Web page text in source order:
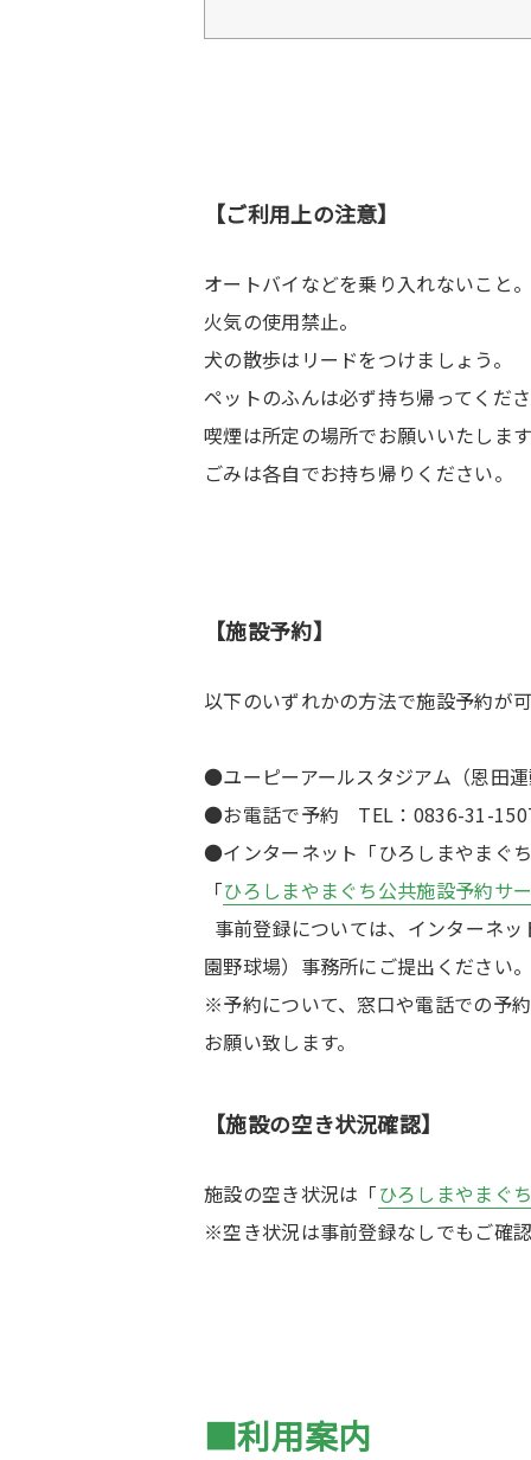
【ご利用上の注意】
オートバイなどを乗り入れないこと
火気の使用禁止。
犬の散歩はリードをつけましょう。
ペットのふんは必ず持ち帰ってくだ
喫煙は所定の場所でお願いいたしま
ごみは各自でお持ち帰りください。
【施設予約】
以下のいずれかの方法で施設予約が
●ユーピーアールスタジアム（恩田
●お電話で予約 TEL：0836-31-
●インターネット「ひろしまやまぐ
「ひろしまやまぐち公共施設予約サ
事前登録については、インターネ
園野球場）事務所にご提出ください
※予約について、窓口や電話での予
お願い致します。
【施設の空き状況確認】
施設の空き状況は「ひろしまやまぐ
※空き状況は事前登録なしでもご確
■利用案内